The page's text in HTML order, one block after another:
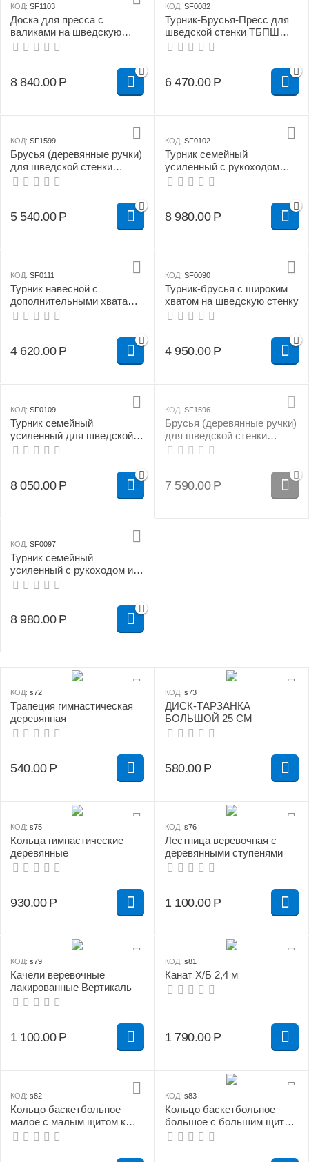
КОД: SF1103
Доска для пресса с
валиками на шведскую
стенку
8 840.00 Р
КОД: SF0082
Турник-Брусья-Пресс для
шведской стенки ТБПШ
эконом (черный)
6 470.00 Р
КОД: SF1599
Брусья (деревянные ручки)
для шведской стенки
(разборные)
5 540.00 Р
КОД: SF0102
Турник семейный
усиленный с рукоходом
для шведской стенки
8 980.00 Р
КОД: SF0111
Турник навесной c
дополнительными хватами
для шведской стенки
4 620.00 Р
КОД: SF0090
Турник-брусья с широким
хватом на шведскую стенку
4 950.00 Р
КОД: SF0109
Турник семейный
усиленный для шведской
стенки
8 050.00 Р
КОД: SF1596
Брусья (деревянные ручки)
для шведской стенки
(цельносварные)
7 590.00 Р
КОД: SF0097
Турник семейный
усиленный с рукоходом из
бука для шведской стенки
8 980.00 Р
КОД: s72
Трапеция гимнастическая
деревянная
540.00 Р
КОД: s73
ДИСК-ТАРЗАНКА
БОЛЬШОЙ 25 СМ
580.00 Р
КОД: s75
Кольца гимнастические
деревянные
930.00 Р
КОД: s76
Лестница веревочная с
деревянными ступенями
1 100.00 Р
КОД: s79
Качели веревочные
лакированные Вертикаль
1 100.00 Р
КОД: s81
Канат Х/Б 2,4 м
1 790.00 Р
КОД: s82
Кольцо баскетбольное
малое с малым щитом к
ДСК "Вертикаль"
КОД: s83
Кольцо баскетбольное
большое с большим щитом
к ДСК "Вертикаль"